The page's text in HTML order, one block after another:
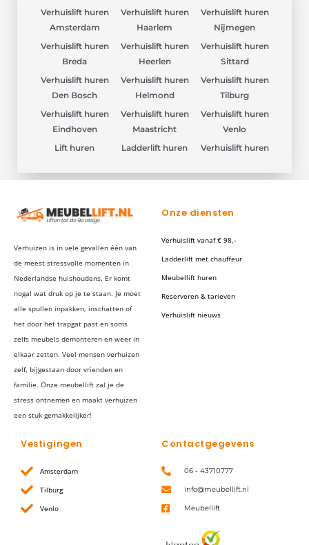
Verhuislift huren
Amsterdam
Verhuislift huren
Breda
Verhuislift huren
Den Bosch
Verhuislift huren
Eindhoven
Lift huren
Verhuislift huren
Haarlem
Verhuislift huren
Heerlen
Verhuislift huren
Helmond
Verhuislift huren
Maastricht
Ladderlift huren
Verhuislift huren
Nijmegen
Verhuislift huren
Sittard
Verhuislift huren
Tilburg
Verhuislift huren
Venlo
Verhuislift huren
Verhuizen is in vele gevallen één van
de meest stressvolle momenten in
Nederlandse huishoudens. Er komt
nogal wat druk op je te staan. Je moet
alle spullen inpakken, inschatten of
het door het trapgat past en soms
zelfs meubels demonteren en weer in
elkaar zetten. Veel mensen verhuizen
zelf, bijgestaan door vrienden en
familie. Onze meubellift zal je de
stress ontnemen en maakt verhuizen
een stuk gemakkelijker!
Onze diensten
Verhuislift vanaf € 98,-
Ladderlift met chauffeur
Meubellift huren
Reserveren & tarieven
Verhuislift nieuws
Vestigingen
Amsterdam
Tilburg
Venlo
Contactgegevens
06 - 43710777
info@meubellift.nl
Meubellift